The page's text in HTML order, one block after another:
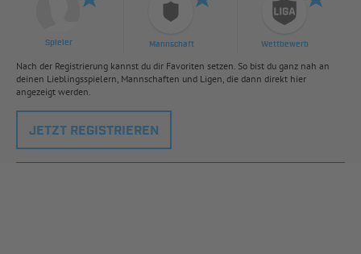
Spieler Mannschaft Wettbewerb
Nach der Registrierung kannst du dir Favoriten setzen. So bist du ganz nah an
deinen Lieblingsspielern, Mannschaften und Ligen, die dann direkt hier
angezeigt werden.
JETZT REGISTRIEREN